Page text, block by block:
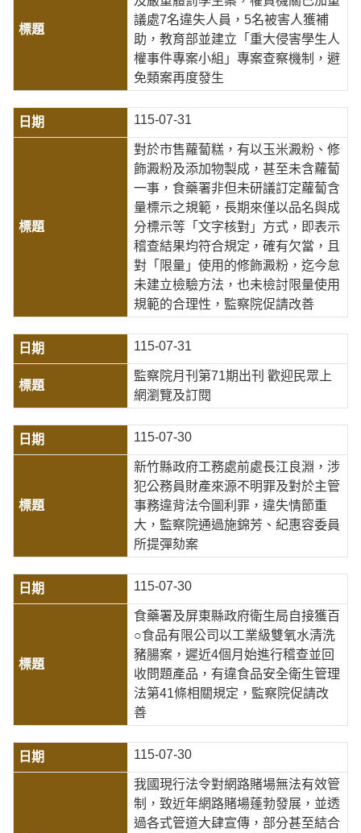
議處7名違失人員，5名被害人獲補
助，教育部並建立「重大侵害學生人
權事件專案小組」專案查察機制，避
免類案再度發生
115-07-31
對於市售蘿蔔糕，有以玉米澱粉、修
飾澱粉及添加物製成，甚至未含蘿蔔
一事，食藥署非但未研議訂定蘿蔔含
量標示之規範，長期來僅以品名與成
分標示等「文字核對」方式，即表示
稽查結果均符合規定，確有欠當，且
對「限量」使用的修飾澱粉，迄今怠
未建立檢驗方法，也未檢討限量使用
規範的合理性，監察院促請改善
115-07-31
監察院月刊第71期出刊 歡迎民眾上
網瀏覽及訂閱
115-07-30
新竹縣政府工務處前處長江良淵，涉
犯公務員財產來源不明罪及對於主管
事務違背法令圖利罪，違失情節重
大，監察院通過施錦芳、紀惠容委員
所提彈劾案
115-07-30
食藥署及屏東縣政府衛生局自接獲百
○食品有限公司以工業級雙氧水清洗
豬腸案，遲近4個月始進行稽查並回
收問題產品，有違食品安全衛生管理
法第41條相關規定，監察院促請改
善
115-07-30
我國現行法令對網路賭場無法有效管
制，致近年網路賭場蓬勃發展，並透
過各式管道大肆宣傳，部分甚至結合